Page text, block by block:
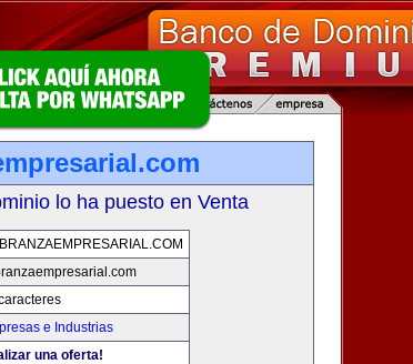
lo ha puesto en Venta
e Industrias
una oferta!